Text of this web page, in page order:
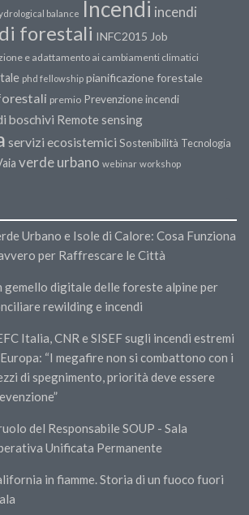
balance Incendi incendi
forestali INFC2015 Job
e adattamento ai cambiamenti climatici
phd fellowship pianificazione forestale
premio Prevenzione incendi
boschivi Remote sensing
servizi ecosistemici Sostenibilità Tecnologia
verde urbano webinar workshop
Urbano e Isole di Calore: Cosa Funziona
per Raffrescare le Città
gemello digitale delle foreste alpine per
rewilding e incendi
Italia, CNR e SISEF sugli incendi estremi
“I megafire non si combattono con i
di spegnimento, priorità deve essere
del Responsabile SOUP - Sala
Unificata Permanente
in fiamme. Storia di un fuoco fuori